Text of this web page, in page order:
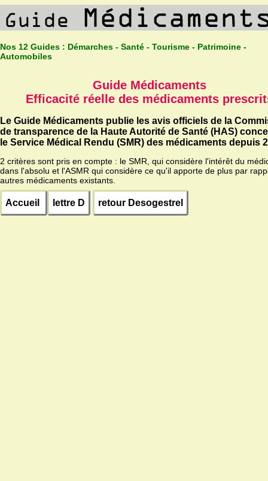
Nos 12 Guides : Démarches - Santé - Tourisme - Patrimoine -
Automobiles
Guide Médicaments
Efficacité réelle des médicaments
Le Guide Médicaments publie les avis officiels de la
de transparence de la Haute Autorité de Santé (HAS)
le Service Médical Rendu (SMR) des médicaments depuis
2 critères sont pris en compte : le SMR, qui considère l'intérêt du
dans l'absolu et l'ASMR qui considère ce qu'il apporte de plus par
autres médicaments existants.
Accueil lettre D retour Desogestrel